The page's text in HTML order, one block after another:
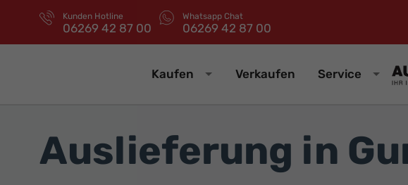
Kunden Hotline
06269 42 87 00
Whatsapp Chat
06269 42 87 00
Kaufen Verkaufen Service
Auslieferung in